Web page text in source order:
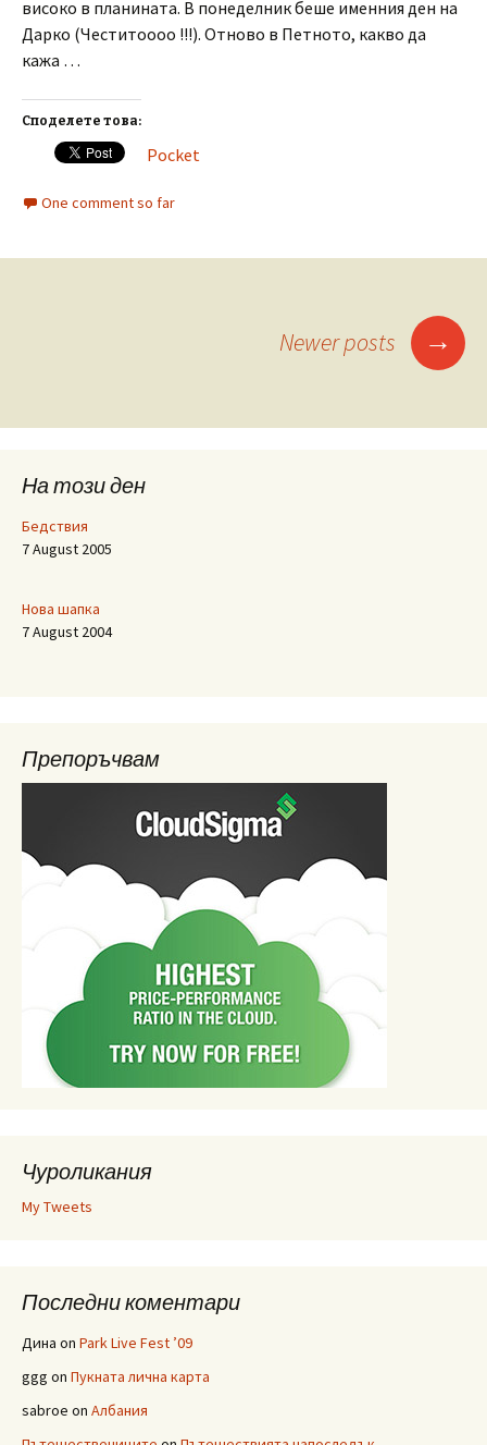
високо в планината. В понеделник беше именния ден на
Дарко (Честитоооо !!!). Отново в Петното, какво да
кажа …
Споделете това:
Pocket
One comment so far
Newer posts →
На този ден
Бедствия
7 August 2005
Нова шапка
7 August 2004
Препоръчвам
Чуроликания
My Tweets
Последни коментари
Дина on Park Live Fest ’09
ggg on Пукната лична карта
sabroe on Албания